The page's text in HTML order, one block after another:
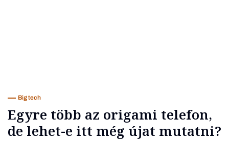
Big tech
Egyre több az origami telefon,
de lehet-e itt még újat mutatni?